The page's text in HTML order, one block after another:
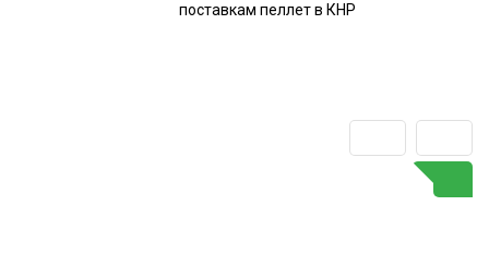
поставкам пеллет в КНР